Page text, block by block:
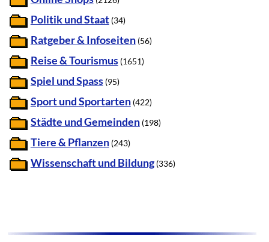
Politik und Staat (34)
Ratgeber & Infoseiten (56)
Reise & Tourismus (1651)
Spiel und Spass (95)
Sport und Sportarten (422)
Städte und Gemeinden (198)
Tiere & Pflanzen (243)
Wissenschaft und Bildung (336)